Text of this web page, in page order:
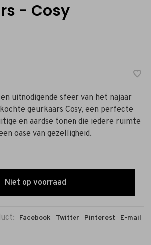
- Cosy
uitnodigende sfeer van het najaar
geurkaars Cosy, een perfecte
en aardse tonen die iedere ruimte
oase van gezelligheid.
Niet op voorraad
Facebook Twitter Pinterest E-mail